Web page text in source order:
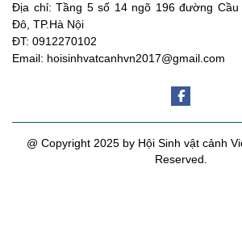
Địa chỉ: Tầng 5 số 14 ngõ 196 đường Cầu
Đô, TP.Hà Nội
ĐT: 0912270102
Email: hoisinhvatcanhvn2017@gmail.com
@ Copyright 2025 by Hội Sinh vật cảnh
Reserved.